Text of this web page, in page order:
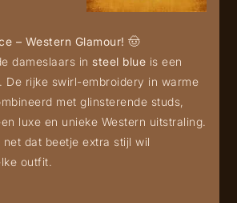
– Western Glamour! 🤠
dameslaars in steel blue is een
De rijke swirl-embroidery in warme
met glinsterende studs,
luxe en unieke Western uitstraling.
dat beetje extra stijl wil
outfit.